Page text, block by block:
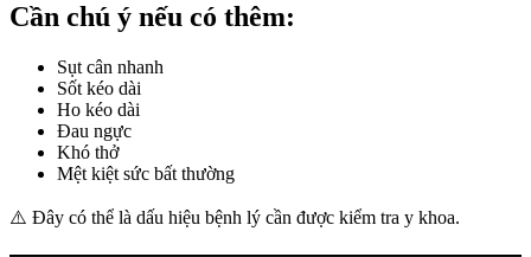
Cần chú ý nếu có thêm:
Sụt cân nhanh
Sốt kéo dài
Ho kéo dài
Đau ngực
Khó thở
Mệt kiệt sức bất thường
⚠️ Đây có thể là dấu hiệu bệnh lý cần được kiểm tra y khoa.